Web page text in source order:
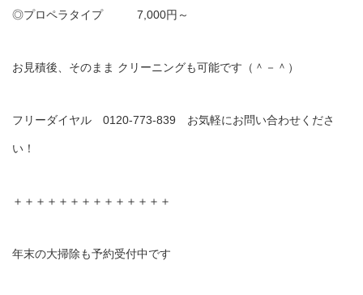
◎プロペラタイプ 7,000円～
お見積後、そのまま クリーニングも可能です（＾－＾）
フリーダイヤル 0120-773-839 お気軽にお問い合わせくださ
い！
＋＋＋＋＋＋＋＋＋＋＋＋＋＋
年末の大掃除も予約受付中です